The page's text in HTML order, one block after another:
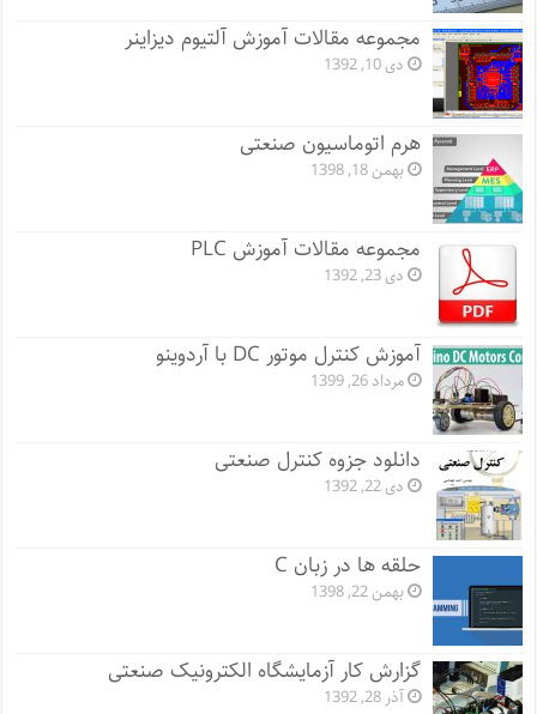
مجموعه مقالات آموزش آلتیوم دیزاینر
دی 10, 1392
هرم اتوماسیون صنعتی
بهمن 18, 1398
مجموعه مقالات آموزش PLC
دی 23, 1392
آموزش کنترل موتور DC با آردوینو
مرداد 26, 1399
دانلود جزوه کنترل صنعتی
دی 22, 1392
حلقه ها در زبان C
بهمن 22, 1398
گزارش کار آزمایشگاه الکترونیک صنعتی
آذر 28, 1392